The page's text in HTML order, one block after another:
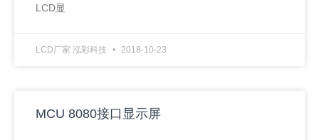
LCD显
LCD厂家 泓彩科技 2018-10-23
MCU 8080接口显示屏